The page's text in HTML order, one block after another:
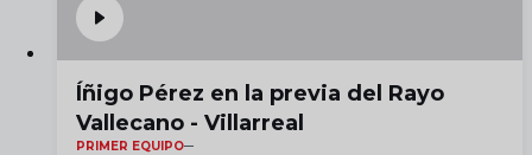
Íñigo Pérez en la previa del Rayo
Vallecano - Villarreal
PRIMER EQUIPO